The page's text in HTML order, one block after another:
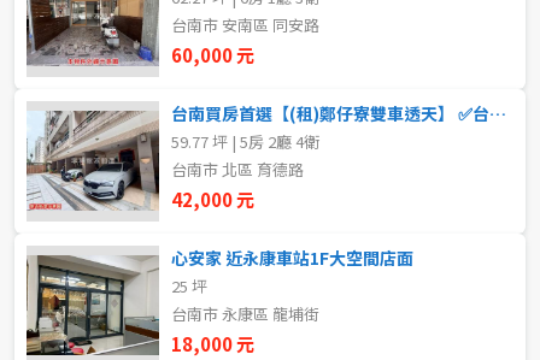
南投縣
雲林縣
嘉義市
嘉義縣
台南市
高雄市
澎湖縣
南化區
不拘
20~30 坪
40~50 坪
60~70 坪
80坪以上
~
台南市 安南區 同安路
60,000 元
台南買房首選【(租)鄭仔寮雙車透天】 ✅台南房仲老妹
59.77 坪 | 5房 2廳 4衛
台南市 北區 育德路
42,000 元
心安家 近永康車站1F大空間店面
25 坪
台南市 永康區 龍埔街
18,000 元